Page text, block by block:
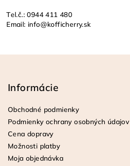
Tel.č.: 0944 411 480
Email: info@kofficherry.sk
Informácie
Obchodné podmienky
Podmienky ochrany osobných údajov
Cena dopravy
Možnosti platby
Moja objednávka